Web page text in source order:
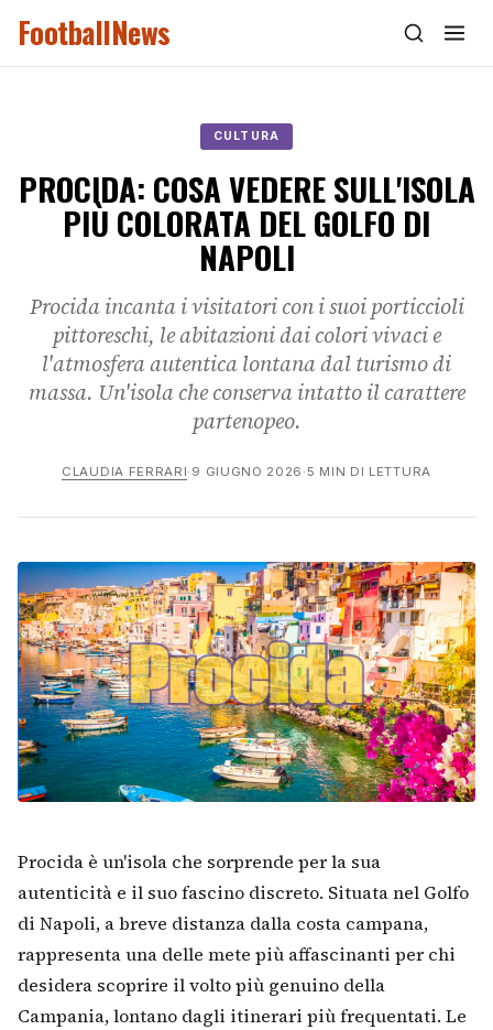
FootballNews
CULTURA
PROCIDA: COSA VEDERE SULL'ISOLA
PIÙ COLORATA DEL GOLFO DI
NAPOLI
Procida incanta i visitatori con i suoi porticcioli
pittoreschi, le abitazioni dai colori vivaci e
l'atmosfera autentica lontana dal turismo di
massa. Un'isola che conserva intatto il carattere
partenopeo.
CLAUDIA FERRARI· 9 GIUGNO 2026 ·5 MIN DI LETTURA
Procida è un'isola che sorprende per la sua
autenticità e il suo fascino discreto. Situata nel Golfo
di Napoli, a breve distanza dalla costa campana,
rappresenta una delle mete più affascinanti per chi
desidera scoprire il volto più genuino della
Campania, lontano dagli itinerari più frequentati. Le